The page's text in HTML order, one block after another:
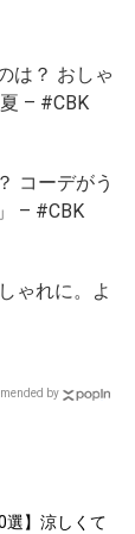
は？ おしゃ
– #CBK
コーデがう
– #CBK
ゃれに。よ
by
選】涼しくて